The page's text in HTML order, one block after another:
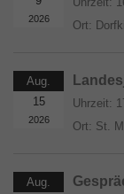
2026
Ort:
Aug.
15
2026
Uhrzeit:
Ort: St.
Aug.